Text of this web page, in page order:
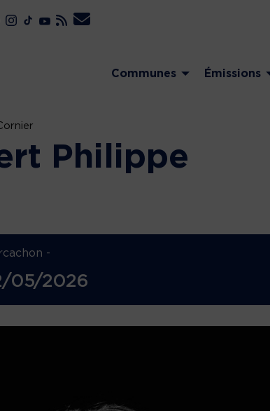
Communes Émissions
Philippe
-
05/2026